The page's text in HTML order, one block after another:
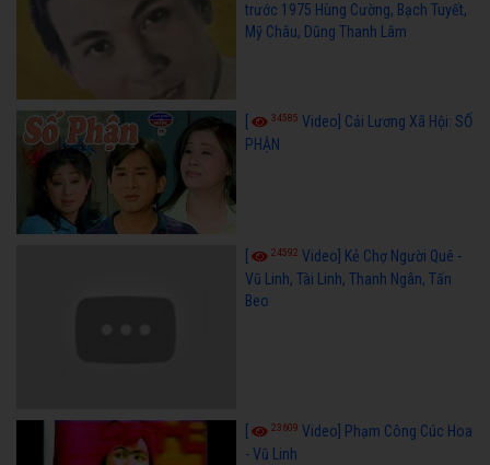
trước 1975 Hùng Cường, Bạch Tuyết,
Mỹ Châu, Dũng Thanh Lâm
34585 Video] Cải Lương Xã Hội: SỐ
PHẬN
24592 Video] Kẻ Chợ Người Quê -
Vũ Linh, Tài Linh, Thanh Ngân, Tấn
Beo
23609 Video] Phạm Công Cúc Hoa
- Vũ Linh